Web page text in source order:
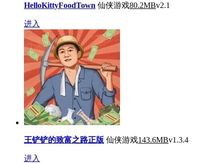
HelloKittyFoodTown 仙侠游戏80.2MBv2.1
进入
王铲铲的致富之路正版 仙侠游戏143.6MBv1.3.4
进入